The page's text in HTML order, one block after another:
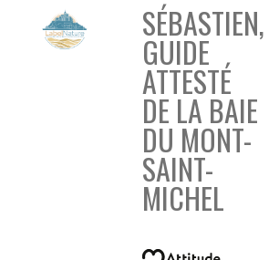
SÉBASTIEN,
GUIDE
ATTESTÉ
DE LA BAIE
DU MONT-
SAINT-
MICHEL